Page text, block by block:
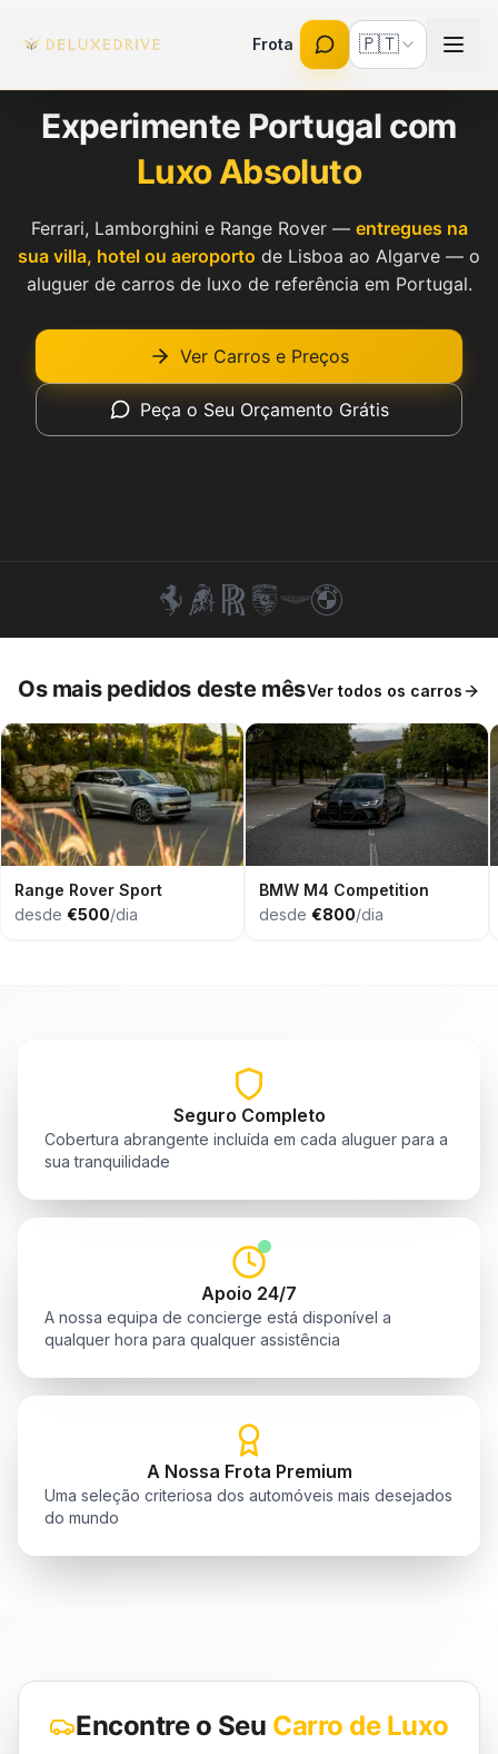
Frota 🇵🇹
Pedir Orçamento
Seguro Completo · Rent-a-Car Licenciado
Experimente Portugal com
Luxo Absoluto
Ferrari, Lamborghini e Range Rover — entregues na
sua villa, hotel ou aeroporto de Lisboa ao Algarve — o
aluguer de carros de luxo de referência em Portugal.
Ver Carros e Preços
Peça o Seu Orçamento Grátis
Os mais pedidos deste mêsVer todos os carros
Range Rover Sport
desde €500/dia
BMW M4 Competition
desde €800/dia
Seguro Completo
Cobertura abrangente incluída em cada aluguer para a
sua tranquilidade
Apoio 24/7
A nossa equipa de concierge está disponível a
qualquer hora para qualquer assistência
A Nossa Frota Premium
Uma seleção criteriosa dos automóveis mais desejados
do mundo
Encontre o Seu Carro de Luxo